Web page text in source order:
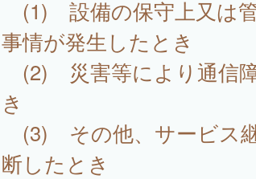
(1) 設備の保守上又は
事情が発生したとき
(2) 災害等により通信
き
(3) その他、サービス
断したとき